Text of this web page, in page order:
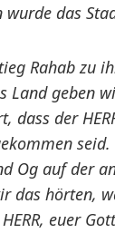
das
Rahab zu
Land geben
der
Og auf der
das hörten,
euer